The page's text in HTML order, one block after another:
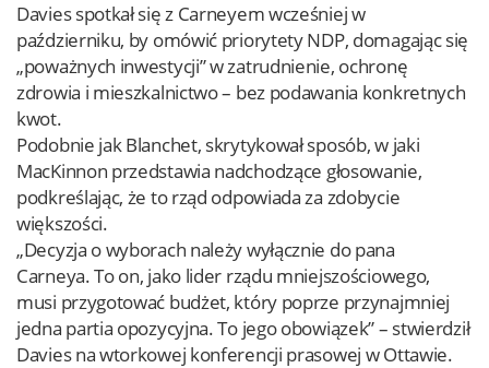
Davies spotkał się z Carneyem wcześniej w
październiku, by omówić priorytety NDP, domagając się
„poważnych inwestycji” w zatrudnienie, ochronę
zdrowia i mieszkalnictwo – bez podawania konkretnych
kwot.
Podobnie jak Blanchet, skrytykował sposób, w jaki
MacKinnon przedstawia nadchodzące głosowanie,
podkreślając, że to rząd odpowiada za zdobycie
większości.
„Decyzja o wyborach należy wyłącznie do pana
Carneya. To on, jako lider rządu mniejszościowego,
musi przygotować budżet, który poprze przynajmniej
jedna partia opozycyjna. To jego obowiązek” – stwierdził
Davies na wtorkowej konferencji prasowej w Ottawie.